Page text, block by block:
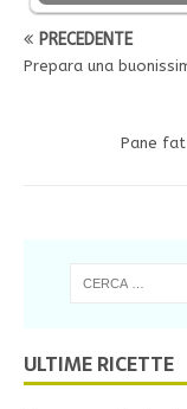
PRECEDENTE
Prepara una
Pane
ULTIME RICETTE